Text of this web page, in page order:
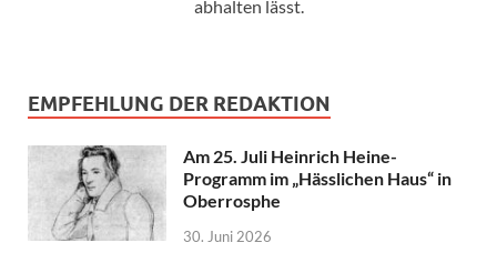
abhalten lässt.
EMPFEHLUNG DER REDAKTION
Am 25. Juli Heinrich Heine-
Programm im „Hässlichen Haus“ in
Oberrosphe
30. Juni 2026